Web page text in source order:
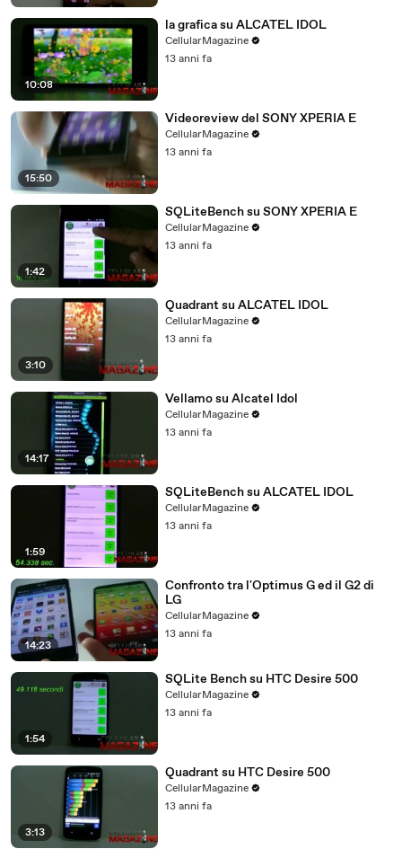
10:08
la grafica su ALCATEL IDOL
CellularMagazine
13 anni fa
15:50
Videoreview del SONY XPERIA E
CellularMagazine
13 anni fa
1:42
SQLiteBench su SONY XPERIA E
CellularMagazine
13 anni fa
3:10
Quadrant su ALCATEL IDOL
CellularMagazine
13 anni fa
14:17
Vellamo su Alcatel Idol
CellularMagazine
13 anni fa
1:59
SQLiteBench su ALCATEL IDOL
CellularMagazine
13 anni fa
14:23
Confronto tra l'Optimus G ed il G2 di
LG
CellularMagazine
13 anni fa
1:54
SQLite Bench su HTC Desire 500
CellularMagazine
13 anni fa
3:13
Quadrant su HTC Desire 500
CellularMagazine
13 anni fa